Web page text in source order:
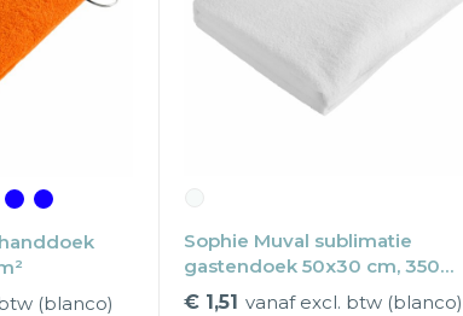
(blanco)
Sophie Muval sublimatie
gastendoek 50x30 cm, 350
gr/m²
€ 1,51 vanaf excl. btw (blanco)